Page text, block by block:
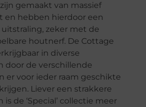
gemaakt van massief
en hebben hierdoor een
zeker met de
houtnerf. De Cottage
in diverse
door de verschillende
er voor ieder raam geschikte
Liever een strakkere
de ‘Special’ collectie meer